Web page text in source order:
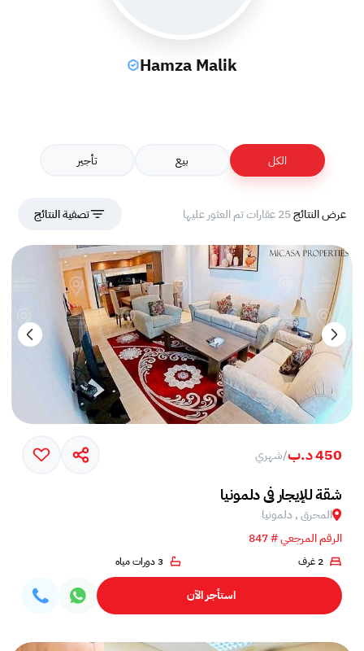
Hamza Malik
الكل بيع تأجير
عرض النتائج25 عقارات تم العثور عليها تصفية النتائج
450 د.ب /شهري
شقة للإيجار في دلمونيا
المحرق , دلمونيا
الرقم المرجعي # 847
2 غرف 3 دورات مياه
استأجر الآن